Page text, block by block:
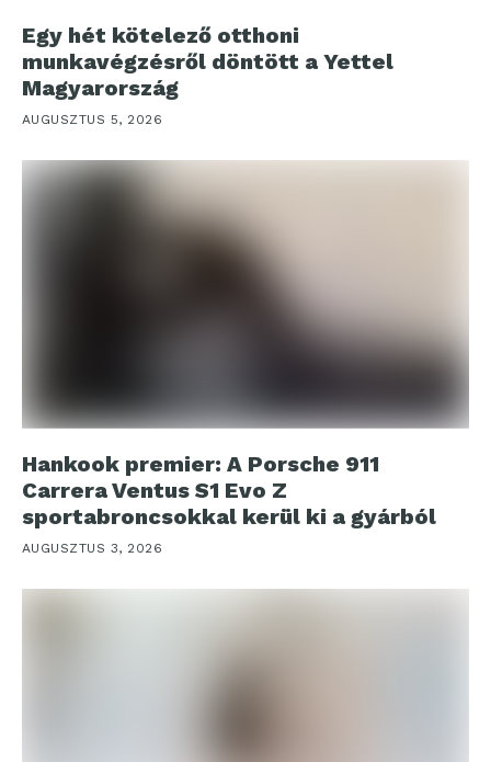
Egy hét kötelező otthoni
munkavégzésről döntött a Yettel
Magyarország
AUGUSZTUS 5, 2026
Hankook premier: A Porsche 911
Carrera Ventus S1 Evo Z
sportabroncsokkal kerül ki a gyárból
AUGUSZTUS 3, 2026